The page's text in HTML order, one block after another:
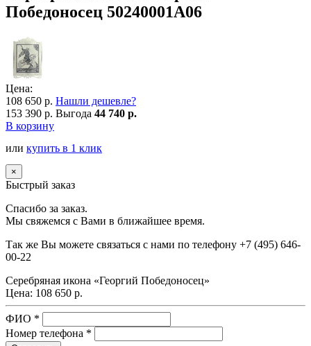
Победоносец 50240001А06
Цена:
108 650 р. Нашли дешевле?
153 390 р. Выгода 44 740 р.
В корзину
или купить в 1 клик
×
Быстрый заказ
Спасибо за заказ.
Мы свяжемся с Вами в ближайшее время.
Так же Вы можете связаться с нами по телефону +7 (495) 646-
00-22
Серебряная икона «Георгий Победоносец»
Цена: 108 650 р.
ФИО *
Номер телефона *